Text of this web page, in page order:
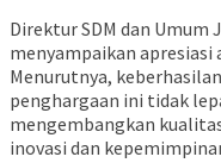
Direktur SDM dan Umum
menyampaikan
Menurutnya,
penghargaan ini tidak
mengembangkan
inovasi dan